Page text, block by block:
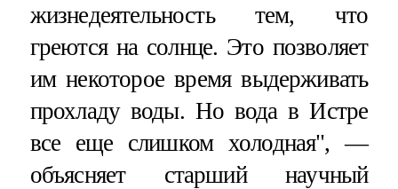
жизнедеятельность тем, что
греются на солнце. Это позволяет
им некоторое время выдерживать
прохладу воды. Но вода в Истре
все еще слишком холодная", —
объясняет старший научный